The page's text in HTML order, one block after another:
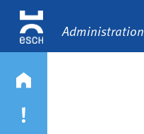
Administration